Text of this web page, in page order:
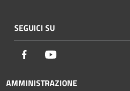
SEGUICI SU
Facebook
AMMINISTRAZIONE